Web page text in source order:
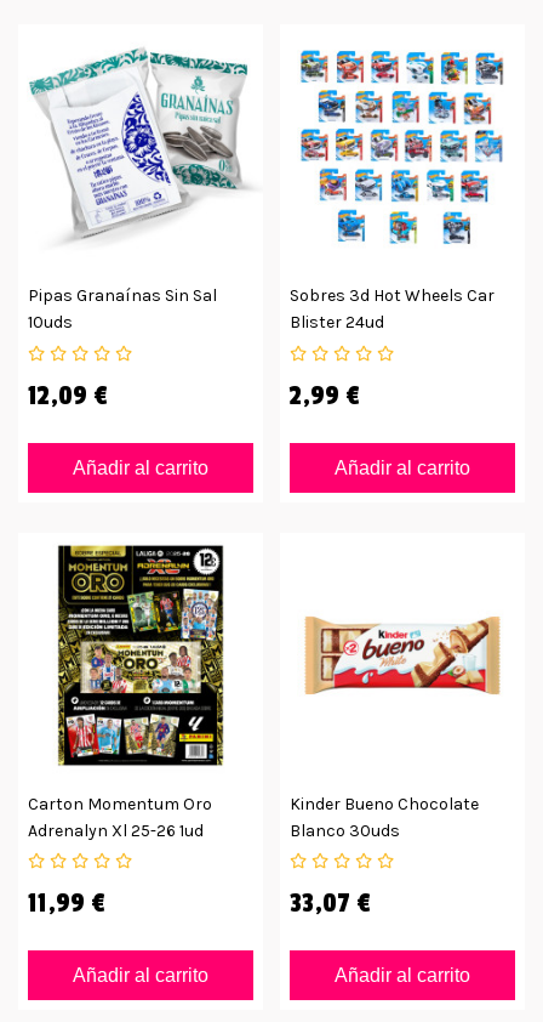
Pipas Granaínas Sin Sal
10uds
12,09 €
Añadir al carrito
Sobres 3d Hot Wheels Car
Blister 24ud
2,99 €
Añadir al carrito
Carton Momentum Oro
Adrenalyn Xl 25-26 1ud
11,99 €
Añadir al carrito
Kinder Bueno Chocolate
Blanco 30uds
33,07 €
Añadir al carrito